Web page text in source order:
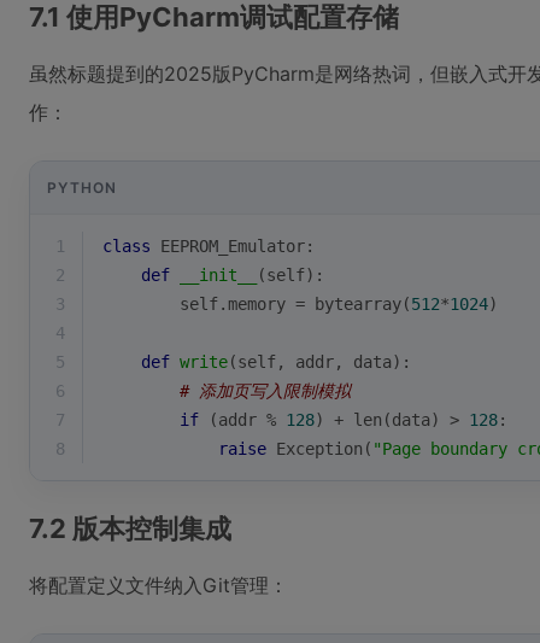
7.1 使用PyCharm调试配置存储
虽然标题提到的2025版PyCharm是网络热词，但嵌入式开
作：
PYTHON
1 class EEPROM_Emulator:
2
def __init__ (self):
3
        self.memory =
bytearray(512*1024)
4
5
def write(self, addr, data):
6
# 添加页写入限制模拟
7
if (addr % 128) + len (data) > 128:
8
raise Exception( "Page boundary
7.2 版本控制集成
将配置定义文件纳入Git管理：